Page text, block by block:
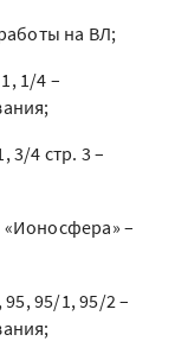
на ВЛ;
1/4 –
3/4 стр. 3 –
–
95, 95/1, 95/2 –